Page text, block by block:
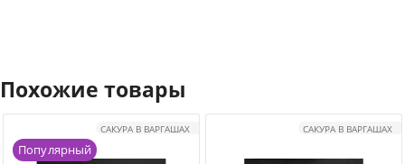
Похожие товары
САКУРА В ВАРГАШАХ
Популярный
САКУРА В ВАРГАШАХ